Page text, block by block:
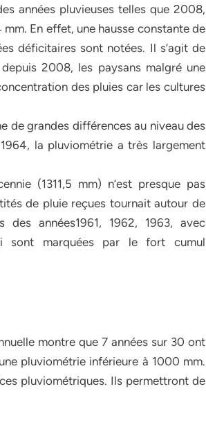
années pluvieuses telles que 2008,
En effet, une hausse constante de
déficitaires sont notées. Il s’agit de
2008, les paysans malgré une
des pluies car les cultures
de grandes différences au niveau des
la pluviométrie a très largement
(1311,5 mm) n’est presque pas
de pluie reçues tournait autour de
années1961, 1962, 1963, avec
sont marquées par le fort cumul
montre que 7 années sur 30 ont
pluviométrie inférieure à 1000 mm.
pluviométriques. Ils permettront de